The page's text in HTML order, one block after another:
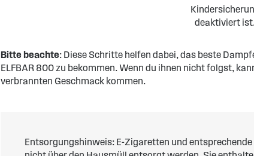
deaktiviert
Bitte beachte: Diese Schritte helfen dabei, das beste
ELFBAR 800 zu bekommen. Wenn du ihnen nicht folgst,
verbrannten Geschmack kommen.
Entsorgungshinweis: E-Zigaretten und